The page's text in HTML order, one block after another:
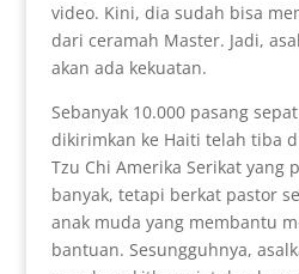
video. Kini, dia sudah bisa
dari ceramah Master. Jadi,
akan ada kekuatan.
Sebanyak 10.000 pasang
dikirimkan ke Haiti telah tiba
Tzu Chi Amerika Serikat yang
banyak, tetapi berkat pastor
anak muda yang membantu
bantuan. Sesungguhnya,